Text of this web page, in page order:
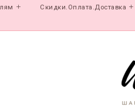
Скидки.Оплата.Доставка